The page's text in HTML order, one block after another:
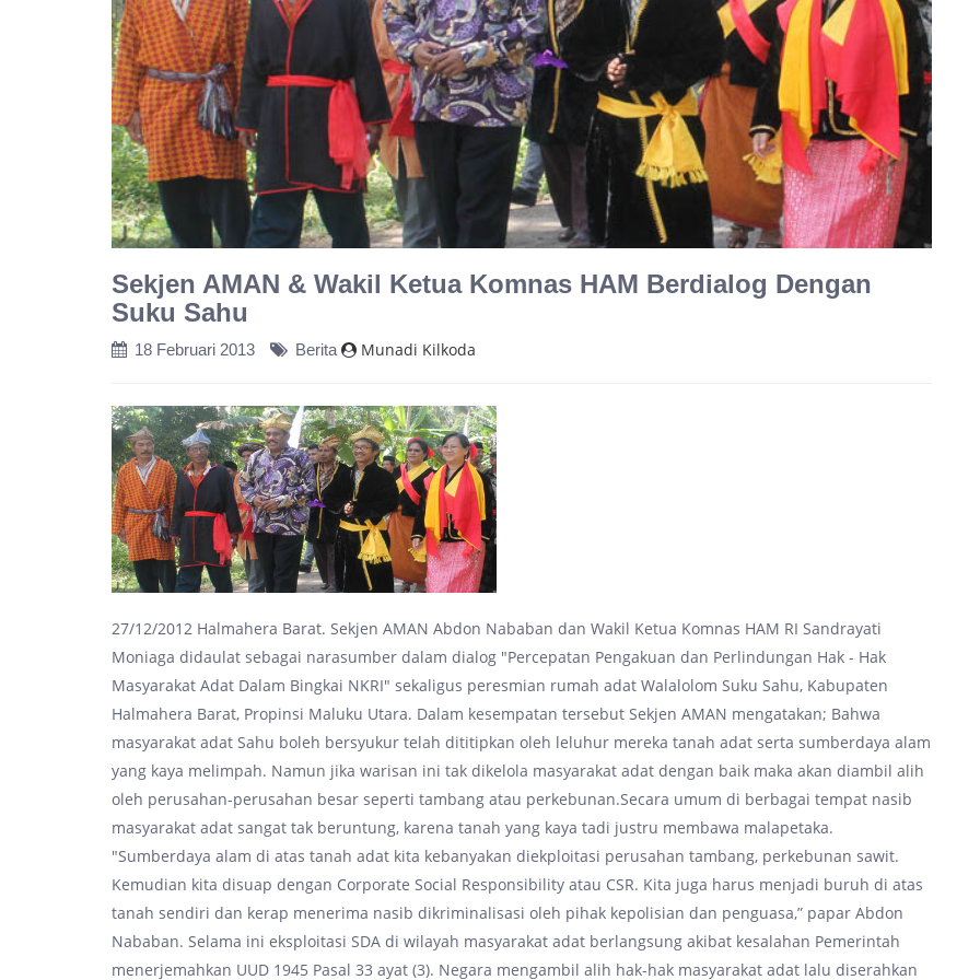
Sekjen AMAN & Wakil Ketua Komnas HAM Berdialog Dengan
Suku Sahu
18 Februari 2013 Berita Munadi Kilkoda
27/12/2012 Halmahera Barat. Sekjen AMAN Abdon Nababan dan Wakil Ketua Komnas HAM RI Sandrayati
Moniaga didaulat sebagai narasumber dalam dialog "Percepatan Pengakuan dan Perlindungan Hak - Hak
Masyarakat Adat Dalam Bingkai NKRI" sekaligus peresmian rumah adat Walalolom Suku Sahu, Kabupaten
Halmahera Barat, Propinsi Maluku Utara. Dalam kesempatan tersebut Sekjen AMAN mengatakan; Bahwa
masyarakat adat Sahu boleh bersyukur telah dititipkan oleh leluhur mereka tanah adat serta sumberdaya alam
yang kaya melimpah. Namun jika warisan ini tak dikelola masyarakat adat dengan baik maka akan diambil alih
oleh perusahan-perusahan besar seperti tambang atau perkebunan.Secara umum di berbagai tempat nasib
masyarakat adat sangat tak beruntung, karena tanah yang kaya tadi justru membawa malapetaka.
"Sumberdaya alam di atas tanah adat kita kebanyakan diekploitasi perusahan tambang, perkebunan sawit.
Kemudian kita disuap dengan Corporate Social Responsibility atau CSR. Kita juga harus menjadi buruh di atas
tanah sendiri dan kerap menerima nasib dikriminalisasi oleh pihak kepolisian dan penguasa,” papar Abdon
Nababan. Selama ini eksploitasi SDA di wilayah masyarakat adat berlangsung akibat kesalahan Pemerintah
menerjemahkan UUD 1945 Pasal 33 ayat (3). Negara mengambil alih hak-hak masyarakat adat lalu diserahkan